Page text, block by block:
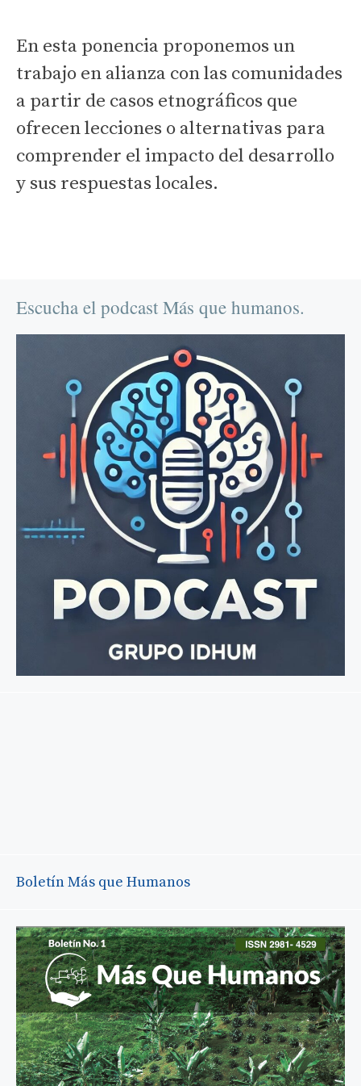
En esta ponencia proponemos un
trabajo en alianza con las comunidades
a partir de casos etnográficos que
ofrecen lecciones o alternativas para
comprender el impacto del desarrollo
y sus respuestas locales.
Escucha el podcast Más que humanos.
Boletín Más que Humanos